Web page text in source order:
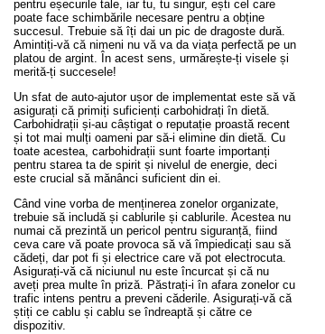
pentru eșecurile tale, iar tu, tu singur, ești cel care
poate face schimbările necesare pentru a obține
succesul. Trebuie să îți dai un pic de dragoste dură.
Amintiți-vă că nimeni nu vă va da viața perfectă pe un
platou de argint. În acest sens, urmărește-ți visele și
merită-ți succesele!
Un sfat de auto-ajutor ușor de implementat este să vă
asigurați că primiți suficienți carbohidrați în dietă.
Carbohidrații și-au câștigat o reputație proastă recent
și tot mai mulți oameni par să-i elimine din dietă. Cu
toate acestea, carbohidrații sunt foarte importanți
pentru starea ta de spirit și nivelul de energie, deci
este crucial să mănânci suficient din ei.
Când vine vorba de menținerea zonelor organizate,
trebuie să includă și cablurile și cablurile. Acestea nu
numai că prezintă un pericol pentru siguranță, fiind
ceva care vă poate provoca să vă împiedicați sau să
cădeți, dar pot fi și electrice care vă pot electrocuta.
Asigurați-vă că niciunul nu este încurcat și că nu
aveți prea multe în priză. Păstrați-i în afara zonelor cu
trafic intens pentru a preveni căderile. Asigurați-vă că
știți ce cablu și cablu se îndreaptă și către ce
dispozitiv.